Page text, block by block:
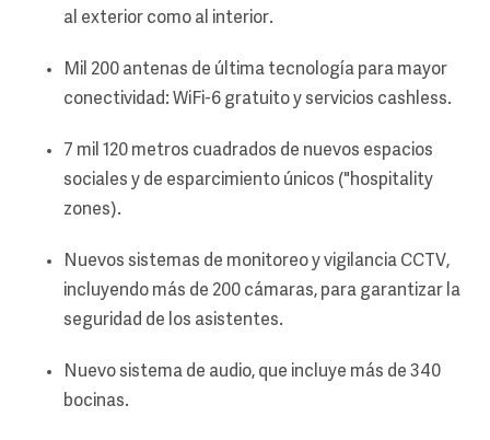
al exterior como al interior.
Mil 200 antenas de última tecnología para mayor
conectividad: WiFi-6 gratuito y servicios cashless.
7 mil 120 metros cuadrados de nuevos espacios
sociales y de esparcimiento únicos ("hospitality
zones).
Nuevos sistemas de monitoreo y vigilancia CCTV,
incluyendo más de 200 cámaras, para garantizar la
seguridad de los asistentes.
Nuevo sistema de audio, que incluye más de 340
bocinas.